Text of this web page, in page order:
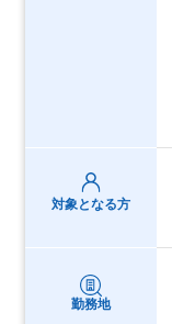
対象となる方
勤務地